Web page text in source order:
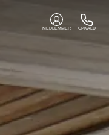
MEDLEMMER OPKALD